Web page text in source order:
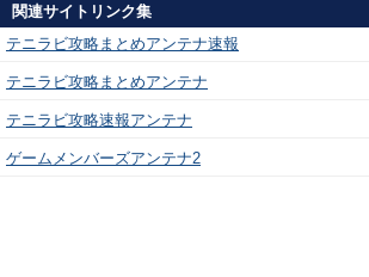
関連サイトリンク集
テニラビ攻略まとめアンテナ速報
テニラビ攻略まとめアンテナ
テニラビ攻略速報アンテナ
ゲームメンバーズアンテナ2